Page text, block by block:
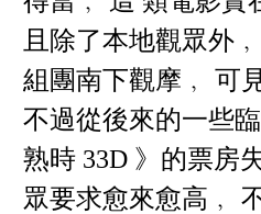
且除了本地觀眾外
組團南下觀摩﹐ 可
不過從後來的一些
熟時 33D 》的票房
眾要求愈來愈高﹐